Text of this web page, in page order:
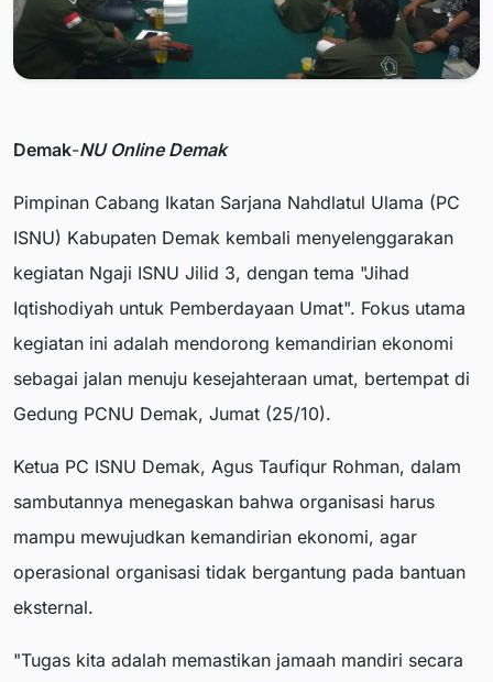
Demak-NU Online Demak
Pimpinan Cabang Ikatan Sarjana Nahdlatul Ulama (PC
ISNU) Kabupaten Demak kembali menyelenggarakan
kegiatan Ngaji ISNU Jilid 3, dengan tema "Jihad
Iqtishodiyah untuk Pemberdayaan Umat". Fokus utama
kegiatan ini adalah mendorong kemandirian ekonomi
sebagai jalan menuju kesejahteraan umat, bertempat di
Gedung PCNU Demak, Jumat (25/10).
Ketua PC ISNU Demak, Agus Taufiqur Rohman, dalam
sambutannya menegaskan bahwa organisasi harus
mampu mewujudkan kemandirian ekonomi, agar
operasional organisasi tidak bergantung pada bantuan
eksternal.
"Tugas kita adalah memastikan jamaah mandiri secara